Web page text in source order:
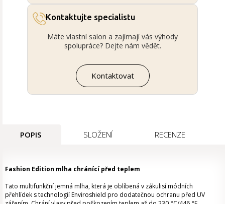
Kontaktujte specialistu
Máte vlastní salon a zajímají vás výhody
spolupráce? Dejte nám vědět.
Kontaktovat
POPIS SLOŽENÍ RECENZE
Fashion Edition mlha chránící před teplem
Tato multifunkční jemná mlha, která je oblíbená v zákulisí módních
přehlídek s technologií Enviroshield pro dodatečnou ochranu před UV